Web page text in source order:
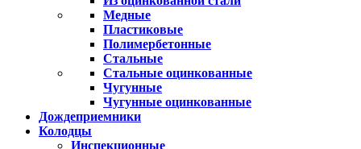
Медные
Пластиковые
Полимербетонные
Стальные
Стальные оцинкованные
Чугунные
Чугунные оцинкованные
Дождеприемники
Колодцы
Инспекционные